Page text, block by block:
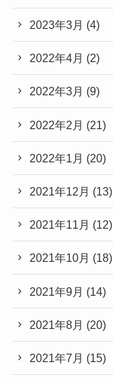
2023年3月 (4)
2022年4月 (2)
2022年3月 (9)
2022年2月 (21)
2022年1月 (20)
2021年12月 (13)
2021年11月 (12)
2021年10月 (18)
2021年9月 (14)
2021年8月 (20)
2021年7月 (15)